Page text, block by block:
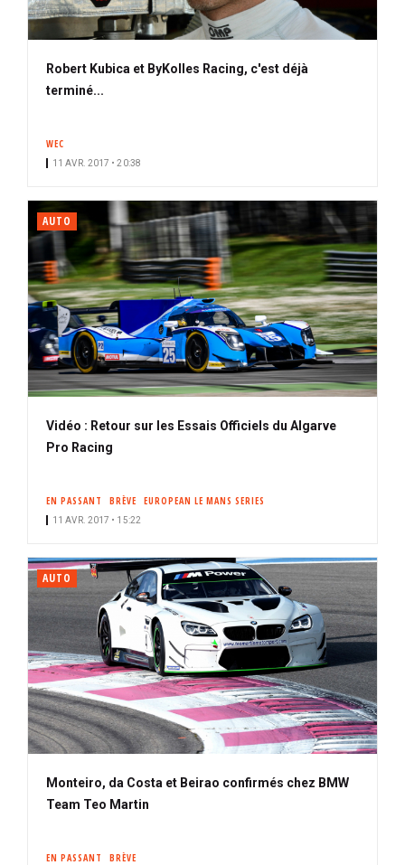
Robert Kubica et ByKolles Racing, c'est déjà
terminé...
WEC
11 AVR. 2017 • 20:38
AUTO
Vidéo : Retour sur les Essais Officiels du Algarve
Pro Racing
EN PASSANT BRÈVE EUROPEAN LE MANS SERIES
11 AVR. 2017 • 15:22
AUTO
Monteiro, da Costa et Beirao confirmés chez BMW
Team Teo Martin
EN PASSANT BRÈVE